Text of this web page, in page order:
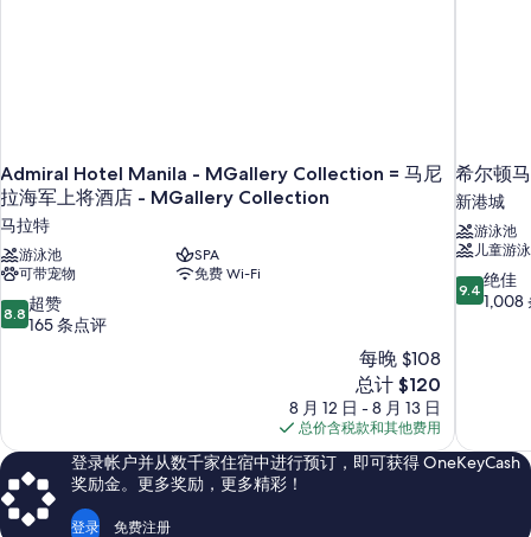
Admiral Hotel Manila - MGallery Collection = 马尼
拉海军上将酒店 - MGallery Collection
马拉特
游泳池
SPA
可带宠物
免费 Wi-Fi
8.8
分，
165
条
点
评
8.8 超赞
165 条点评
每晚 $108
新
价
格
$120
总计 $120
8 月 12 日 - 8 月 13 日
总价含税款和其他费用
希尔顿
新港城
游泳池
儿童游
9.4
分，
条
点
9.4 绝佳
1,008
登录帐户并从数千家住宿中进行预订，即可获得 OneKeyCash
奖励金。更多奖励，更多精彩！
登录 免费注册